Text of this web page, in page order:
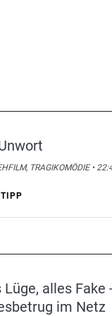
TRAGIKOMÖDIE •
Lüge, alles Fake
im Netz